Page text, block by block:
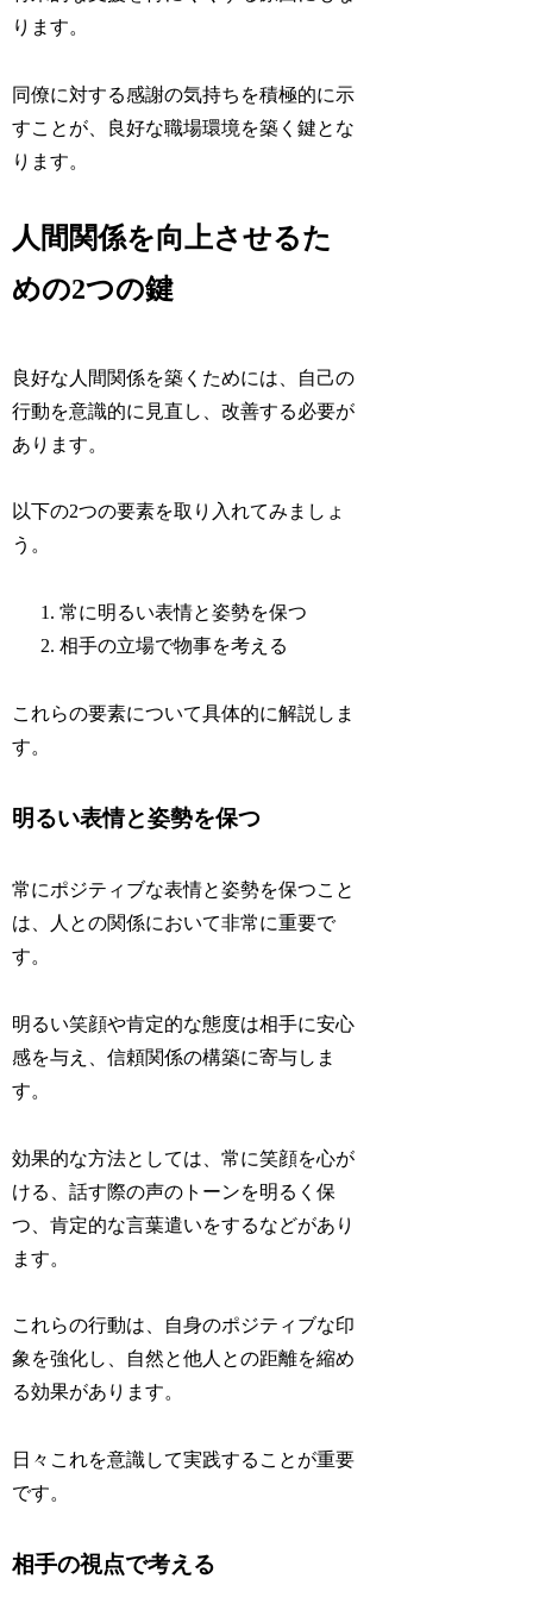
ります。
同僚に対する感謝の気持ちを積極的に示
すことが、良好な職場環境を築く鍵とな
ります。
人間関係を向上させるた
めの2つの鍵
良好な人間関係を築くためには、自己の
行動を意識的に見直し、改善する必要が
あります。
以下の2つの要素を取り入れてみましょ
う。
常に明るい表情と姿勢を保つ
相手の立場で物事を考える
これらの要素について具体的に解説しま
す。
明るい表情と姿勢を保つ
常にポジティブな表情と姿勢を保つこと
は、人との関係において非常に重要で
す。
明るい笑顔や肯定的な態度は相手に安心
感を与え、信頼関係の構築に寄与しま
す。
効果的な方法としては、常に笑顔を心が
ける、話す際の声のトーンを明るく保
つ、肯定的な言葉遣いをするなどがあり
ます。
これらの行動は、自身のポジティブな印
象を強化し、自然と他人との距離を縮め
る効果があります。
日々これを意識して実践することが重要
です。
相手の視点で考える